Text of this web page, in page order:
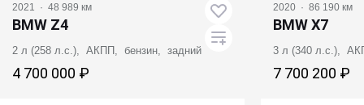
2021 · 48 989 км
BMW Z4
2 л (258 л.с.), АКПП, бензин, задний
4 700 000 ₽
2020 · 86 190 км
BMW X7
3 л (340 л.с.),
7 700 200 ₽